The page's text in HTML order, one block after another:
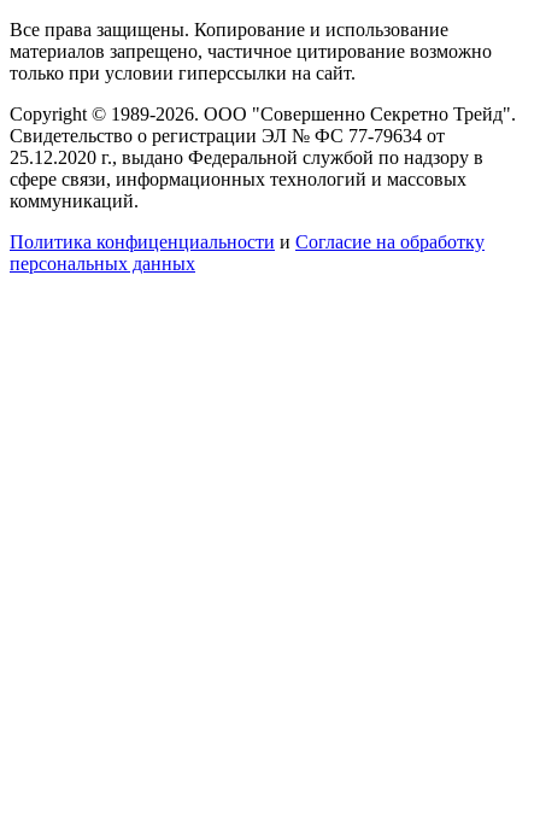
Все права защищены. Копирование и использование
материалов запрещено, частичное цитирование возможно
только при условии гиперссылки на сайт.
Copyright © 1989-2026. ООО "Совершенно Секретно Трейд".
Свидетельство о регистрации ЭЛ № ФС 77-79634 от
25.12.2020 г., выдано Федеральной службой по надзору в
сфере связи, информационных технологий и массовых
коммуникаций.
Политика конфиценциальности и Согласие на обработку
персональных данных